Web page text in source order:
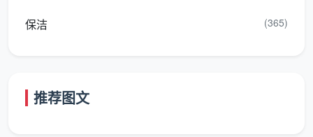
保洁 (365)
推荐图文